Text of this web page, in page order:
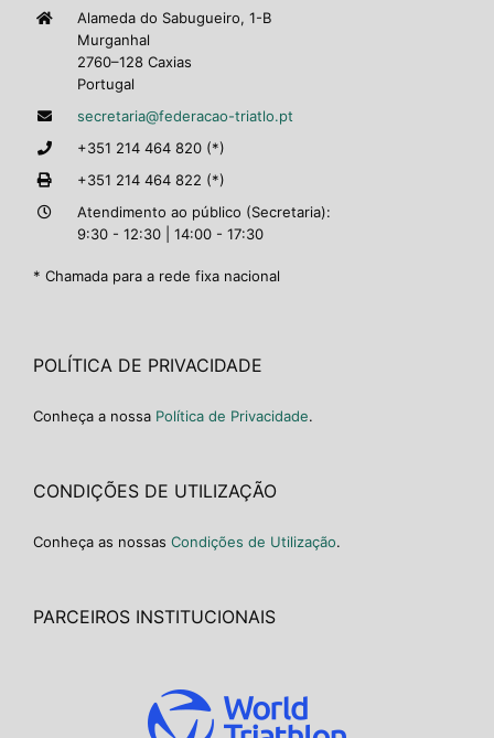
Alameda do Sabugueiro, 1-B
Murganhal
2760–128 Caxias
Portugal
secretaria@federacao-triatlo.pt
+351 214 464 820 (*)
+351 214 464 822 (*)
Atendimento ao público (Secretaria):
9:30 - 12:30 | 14:00 - 17:30
* Chamada para a rede fixa nacional
POLÍTICA DE PRIVACIDADE
Conheça a nossa Política de Privacidade.
CONDIÇÕES DE UTILIZAÇÃO
Conheça as nossas Condições de Utilização.
PARCEIROS INSTITUCIONAIS